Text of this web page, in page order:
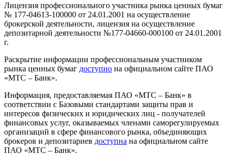
Лицензия профессионального участника рынка ценных бумаг
№ 177-04613-100000 от 24.01.2001 на осуществление
брокерской деятельности, лицензия на осуществление
депозитарной деятельности №177-04660-000100 от 24.01.2001
г.
Раскрытие информации профессиональным участником
рынка ценных бумаг доступно на официальном сайте ПАО
«МТС – Банк».
Информация, предоставляемая ПАО «МТС – Банк» в
соответствии с Базовыми стандартами защиты прав и
интересов физических и юридических лиц - получателей
финансовых услуг, оказываемых членами саморегулируемых
организаций в сфере финансового рынка, объединяющих
брокеров и депозитариев доступна на официальном сайте
ПАО «МТС – Банк».